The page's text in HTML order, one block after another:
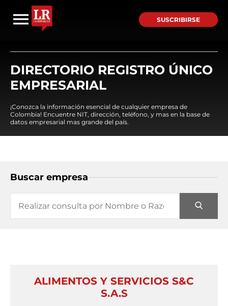
SUSCRIBIRSE
DIRECTORIO REGISTRO ÚNICO
EMPRESARIAL
¡Conozca la información esencial de cualquier empresa de
Colombia! Encuentre NIT, dirección, teléfono, y mas en la base de
datos empresarial mas grande del país.
Buscar empresa
ALIMENTOS Y SERVICIOS S&C
S.A.S